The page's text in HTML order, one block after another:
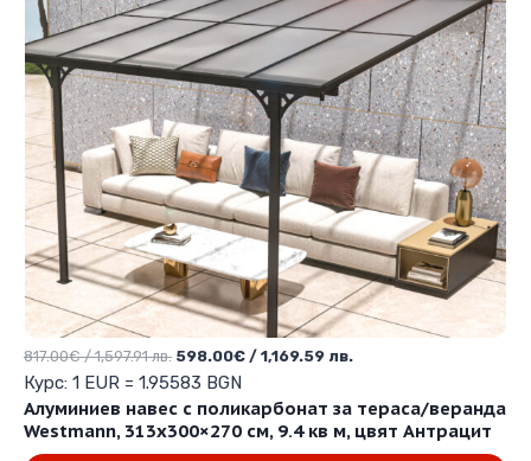
Алуминиев навес с поликарбонат за тераса/веранда
Westmann, 313х300×270 см, 9.4 кв м, цвят Антрацит
817.00€/ 1,597.91 лв. Original
price
was:
817.00€
/
598.00€ / 1,169.59 лв.Текущата
е:
598.00€
/
Курс: 1 EUR = 1.95583 BGN